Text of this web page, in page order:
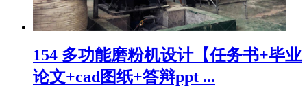
154 多功能磨粉机设计【任务书+毕业
论文+cad图纸+答辩ppt ...